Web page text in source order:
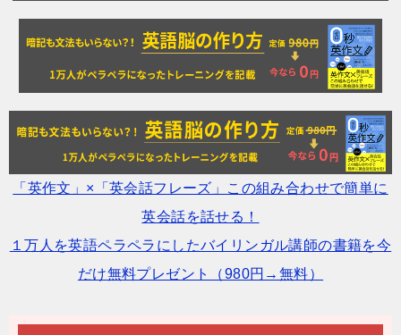
「英作文」×「英会話フレーズ」この組み合わせで簡単に
英会話を話せる！
１万人を英語ペラペラにしたバイリンガル講師の書籍を今
だけ無料プレゼント（980円→無料）